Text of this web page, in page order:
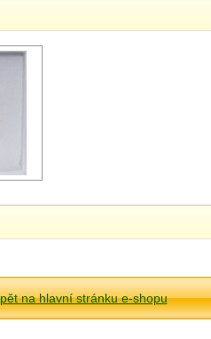
na hlavní stránku e-shopu